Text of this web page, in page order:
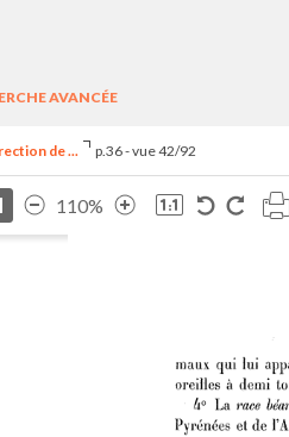
AVANCÉE
de ... p.36 - vue 42/92
110%